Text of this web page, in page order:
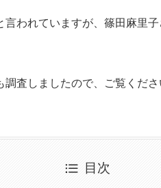
われていますが、篠田麻里
査しましたので、ご覧くださ
目次